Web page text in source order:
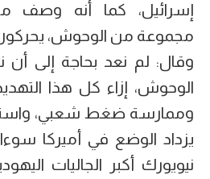
إسرائيل، كما أنه وصف
مجموعة من الوحوش، يحركون
وقال: لم نعد بحاجة إلى
الوحوش، إزاء كل هذا
وممارسة ضغط شعبي،
يزداد الوضع في أميركا
نيويورك أكبر الجاليات